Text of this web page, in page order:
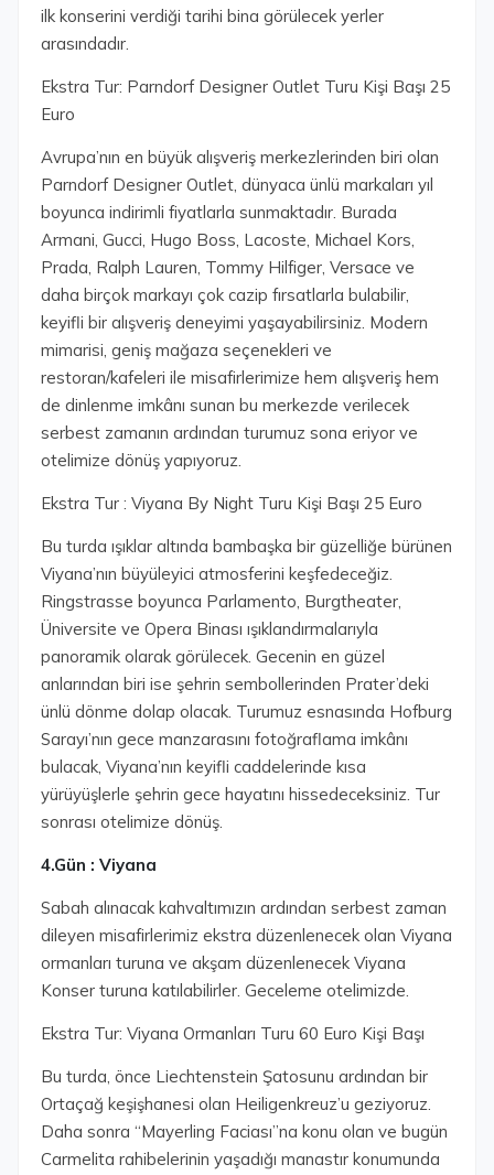
ilk konserini verdiği tarihi bina görülecek yerler
arasındadır.
Ekstra Tur: Parndorf Designer Outlet Turu Kişi Başı 25
Euro
Avrupa’nın en büyük alışveriş merkezlerinden biri olan
Parndorf Designer Outlet, dünyaca ünlü markaları yıl
boyunca indirimli fiyatlarla sunmaktadır. Burada
Armani, Gucci, Hugo Boss, Lacoste, Michael Kors,
Prada, Ralph Lauren, Tommy Hilfiger, Versace ve
daha birçok markayı çok cazip fırsatlarla bulabilir,
keyifli bir alışveriş deneyimi yaşayabilirsiniz. Modern
mimarisi, geniş mağaza seçenekleri ve
restoran/kafeleri ile misafirlerimize hem alışveriş hem
de dinlenme imkânı sunan bu merkezde verilecek
serbest zamanın ardından turumuz sona eriyor ve
otelimize dönüş yapıyoruz.
Ekstra Tur : Viyana By Night Turu Kişi Başı 25 Euro
Bu turda ışıklar altında bambaşka bir güzelliğe bürünen
Viyana’nın büyüleyici atmosferini keşfedeceğiz.
Ringstrasse boyunca Parlamento, Burgtheater,
Üniversite ve Opera Binası ışıklandırmalarıyla
panoramik olarak görülecek. Gecenin en güzel
anlarından biri ise şehrin sembollerinden Prater’deki
ünlü dönme dolap olacak. Turumuz esnasında Hofburg
Sarayı’nın gece manzarasını fotoğraflama imkânı
bulacak, Viyana’nın keyifli caddelerinde kısa
yürüyüşlerle şehrin gece hayatını hissedeceksiniz. Tur
sonrası otelimize dönüş.
4.Gün : Viyana
Sabah alınacak kahvaltımızın ardından serbest zaman
dileyen misafirlerimiz ekstra düzenlenecek olan Viyana
ormanları turuna ve akşam düzenlenecek Viyana
Konser turuna katılabilirler. Geceleme otelimizde.
Ekstra Tur: Viyana Ormanları Turu 60 Euro Kişi Başı
Bu turda, önce Liechtenstein Şatosunu ardından bir
Ortaçağ keşişhanesi olan Heiligenkreuz’u geziyoruz.
Daha sonra “Mayerling Faciası”na konu olan ve bugün
Carmelita rahibelerinin yaşadığı manastır konumunda